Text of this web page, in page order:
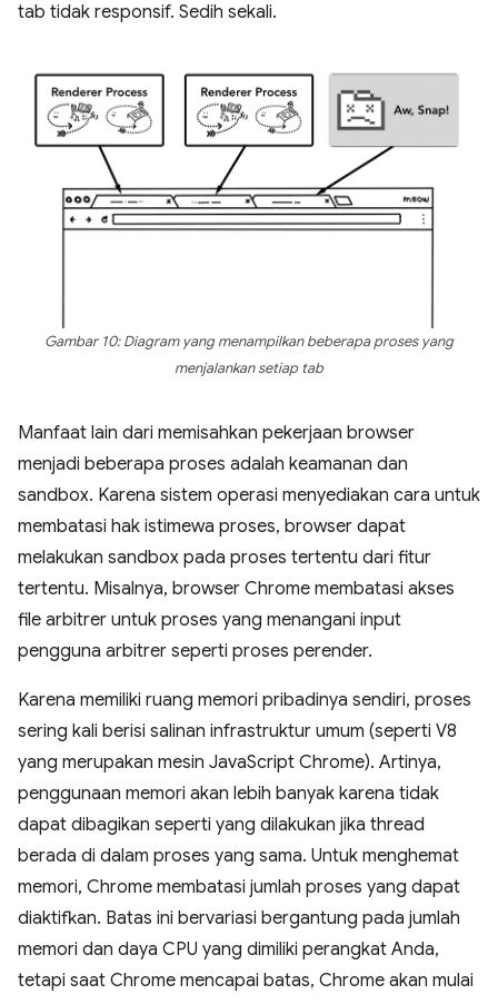
tab tidak responsif. Sedih sekali.
Gambar 10: Diagram yang menampilkan beberapa proses yang
menjalankan setiap tab
Manfaat lain dari memisahkan pekerjaan browser
menjadi beberapa proses adalah keamanan dan
sandbox. Karena sistem operasi menyediakan cara untuk
membatasi hak istimewa proses, browser dapat
melakukan sandbox pada proses tertentu dari fitur
tertentu. Misalnya, browser Chrome membatasi akses
file arbitrer untuk proses yang menangani input
pengguna arbitrer seperti proses perender.
Karena memiliki ruang memori pribadinya sendiri, proses
sering kali berisi salinan infrastruktur umum (seperti V8
yang merupakan mesin JavaScript Chrome). Artinya,
penggunaan memori akan lebih banyak karena tidak
dapat dibagikan seperti yang dilakukan jika thread
berada di dalam proses yang sama. Untuk menghemat
memori, Chrome membatasi jumlah proses yang dapat
diaktifkan. Batas ini bervariasi bergantung pada jumlah
memori dan daya CPU yang dimiliki perangkat Anda,
tetapi saat Chrome mencapai batas, Chrome akan mulai